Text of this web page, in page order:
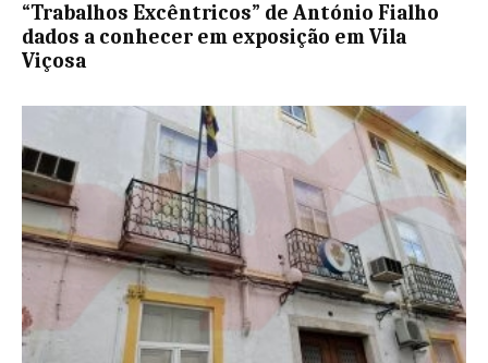
“Trabalhos Excêntricos” de António Fialho
dados a conhecer em exposição em Vila
Viçosa